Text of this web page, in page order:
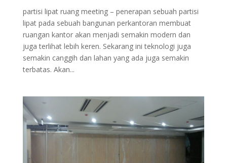
partisi lipat ruang meeting – penerapan sebuah partisi
lipat pada sebuah bangunan perkantoran membuat
ruangan kantor akan menjadi semakin modern dan
juga terlihat lebih keren. Sekarang ini teknologi juga
semakin canggih dan lahan yang ada juga semakin
terbatas. Akan...